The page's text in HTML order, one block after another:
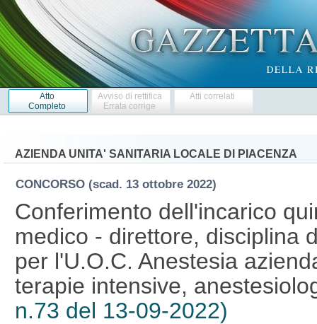
Atto
Completo
Avviso di rettifica
Errata corrige
Atti correlati
AZIENDA UNITA' SANITARIA LOCALE DI PIACENZA
CONCORSO (scad. 13 ottobre 2022)
Conferimento dell'incarico
medico - direttore, disciplina
per l'U.O.C. Anestesia
terapie intensive,
n.73 del 13-09-2022)